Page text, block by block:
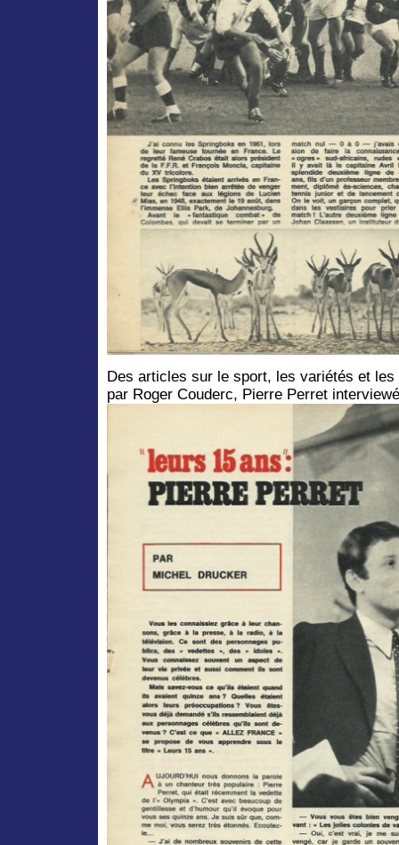
Des articles sur le sport, les variétés et
par Roger Couderc, Pierre Perret